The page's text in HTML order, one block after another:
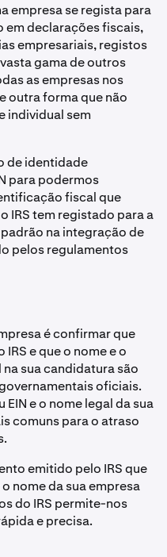
empresa se regista para
em declarações fiscais,
empresariais, registos
gama de outros
as empresas nos
outra forma que não
individual sem
de identidade
para podermos
fiscal que
IRS tem registado para a
na integração de
pelos regulamentos
é confirmar que
e que o nome e o
sua candidatura são
oficiais.
e o nome legal da sua
comuns para o atraso
emitido pelo IRS que
nome da sua empresa
do IRS permite-nos
e precisa.